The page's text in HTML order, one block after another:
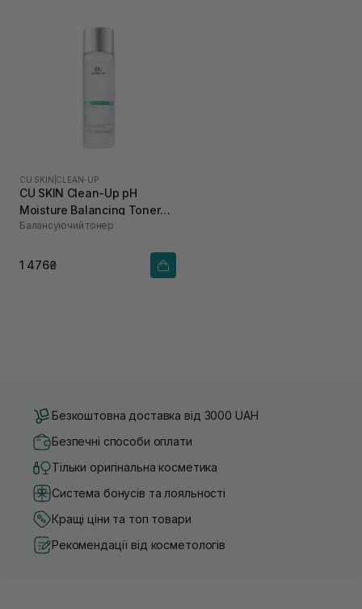
CU SKIN CLEAN-UP
CU SKIN Clean-Up pH
Moisture Balancing Toner
200 мл
Балансуючий тонер
1 476₴
Безкоштовна доставка від 3000 UAH
Безпечні способи оплати
Тільки оригінальна косметика
Система бонусів та лояльності
Кращі ціни та топ товари
Рекомендації від косметологів